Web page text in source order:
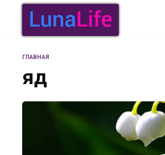
Перейти
содержанию
ГЛАВНАЯ
яд